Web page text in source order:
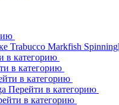
Trabucco Markfish
в категорию
в категорию
в категорию
Перейти в категорию
в категорию